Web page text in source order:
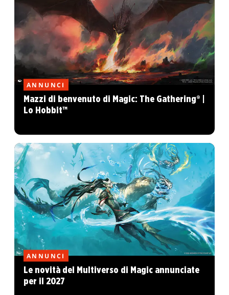
ANNUNCI
Mazzi di benvenuto di Magic: The Gathering® |
Lo Hobbit™
ANNUNCI
Le novità del Multiverso di Magic annunciate
per il 2027